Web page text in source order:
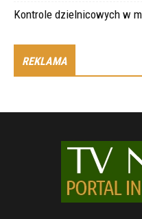
Kontrole dzielnicowych w
REKLAMA